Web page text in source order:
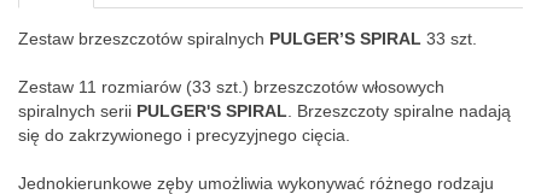
Zestaw brzeszczotów spiralnych PULGER’S SPIRAL 33 szt.
Zestaw 11 rozmiarów (33 szt.) brzeszczotów włosowych
spiralnych serii PULGER'S SPIRAL . Brzeszczoty spiralne nadają
się do zakrzywionego i precyzyjnego cięcia.
Jednokierunkowe zęby umożliwia wykonywać różnego rodzaju